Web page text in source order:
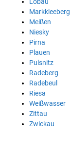
Löbau
Markkleeberg
Meißen
Niesky
Pirna
Plauen
Pulsnitz
Radeberg
Radebeul
Riesa
Weißwasser
Zittau
Zwickau